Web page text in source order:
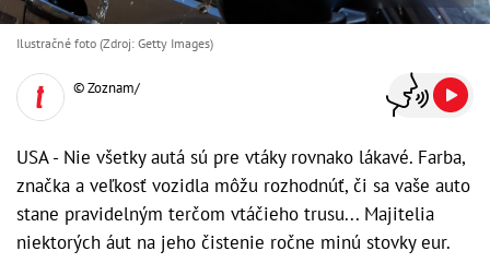
Ilustračné foto (Zdroj: Getty Images)
© Zoznam/
USA - Nie všetky autá sú pre vtáky rovnako lákavé. Farba,
značka a veľkosť vozidla môžu rozhodnúť, či sa vaše auto
stane pravidelným terčom vtáčieho trusu... Majitelia
niektorých áut na jeho čistenie ročne minú stovky eur.